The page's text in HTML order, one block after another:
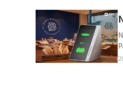
合
忧。 监管风险是最大24.6%